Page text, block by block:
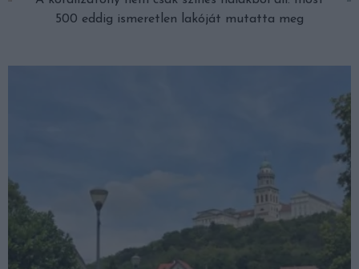
500 eddig ismeretlen lakóját mutatta meg